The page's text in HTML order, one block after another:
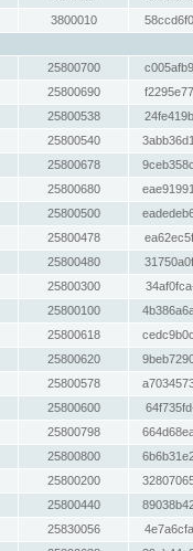
3800010
25800700
25800690
25800538
25800540
25800678
25800680
25800500
25800478
25800480
25800300
25800100
25800618
25800620
25800578
25800600
25800798
25800800
25800200
25800440
25830056